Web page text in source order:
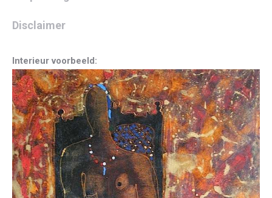
Disclaimer
Interieur voorbeeld: